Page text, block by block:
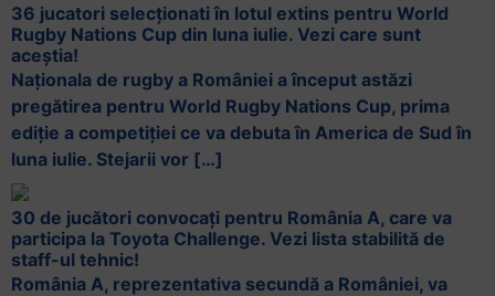
36 jucatori selecționati în lotul extins pentru World
Rugby Nations Cup din luna iulie. Vezi care sunt
aceștia!
Naționala de rugby a României a început astăzi
pregătirea pentru World Rugby Nations Cup, prima
ediție a competiției ce va debuta în America de Sud în
luna iulie. Stejarii vor […]
30 de jucători convocați pentru România A, care va
participa la Toyota Challenge. Vezi lista stabilită de
staff-ul tehnic!
România A, reprezentativa secundă a României, va